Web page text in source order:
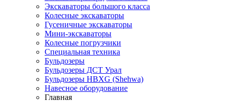
Экскаваторы большого класса
Колесные экскаваторы
Гусеничные экскаваторы
Мини-экскаваторы
Колесные погрузчики
Специальная техника
Бульдозеры
Бульдозеры ДСТ Урал
Бульдозеры HBXG (Shehwa)
Навесное оборудование
Главная